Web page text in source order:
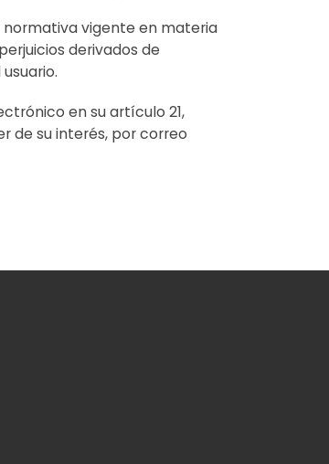
normativa vigente en materia
derivados de
en su artículo 21,
de su interés, por correo